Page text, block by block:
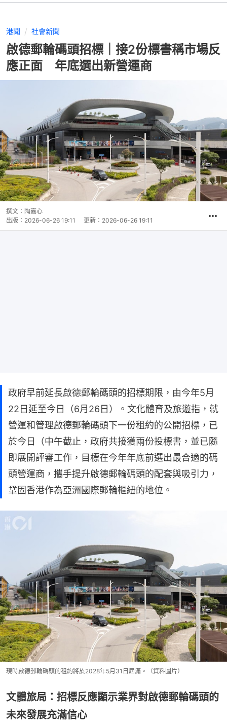
港聞 社會新聞
啟德郵輪碼頭招標｜接2份標書稱市場反
應正面 年底選出新營運商
撰文： 陶嘉心
出版： 2026-06-26 19:11 更新： 2026-06-26 19:11
政府早前延長啟德郵輪碼頭的招標期限，由今年5月
22日延至今日（6月26日）。文化體育及旅遊指，就
營運和管理啟德郵輪碼頭下一份租約的公開招標，已
於今日（中午截止，政府共接獲兩份投標書，並已隨
即展開評審工作，目標在今年年底前選出最合適的碼
頭營運商，攜手提升啟德郵輪碼頭的配套與吸引力，
鞏固香港作為亞洲國際郵輪樞紐的地位。
現時啟德郵輪碼頭的租約將於2028年5月31日屆滿。（資料圖片）
文體旅局：招標反應顯示業界對啟德郵輪碼頭的
未來發展充滿信心